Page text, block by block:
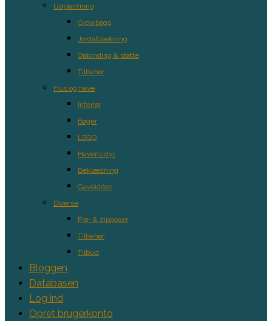
Udplantning
Growbags
Jordafdækning
Opbinding & støtte
Tilbehør
Hus og have
Interiør
Bøger
LEGO
Havens dyr
Beklædning
Gaveidéer
Diverse
Frø- & zipposer
Tilbehør
Tilbud
Bloggen
Databasen
Log ind
Opret brugerkonto